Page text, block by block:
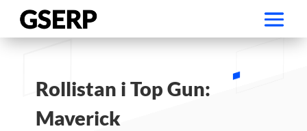
Rollistan i Top Gun:
Maverick